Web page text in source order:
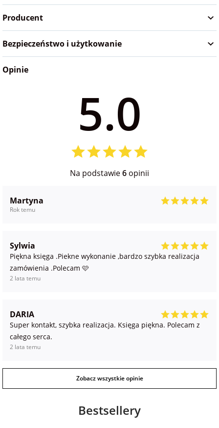
na Wielkanoc
na wieczór
panieński
Producent
Bezpieczeństwo i użytkowanie
Opinie
5.0
Na podstawie6 opinii
Martyna
Rok temu
Sylwia
Piękna księga .Piekne wykonanie ,bardzo szybka realizacja
zamówienia .Polecam 🩷
2 lata temu
DARIA
Super kontakt, szybka realizacja. Księga piękna. Polecam z
całego serca.
2 lata temu
Zobacz wszystkie opinie
Bestsellery